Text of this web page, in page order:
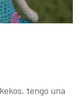
tengo una